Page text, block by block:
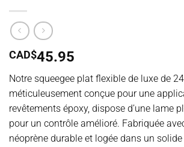
CAD$45.95
Notre squeegee plat flexible de luxe de
méticuleusement conçue pour une
revêtements époxy, dispose d’une lame
pour un contrôle amélioré. Fabriquée
néoprène durable et logée dans un